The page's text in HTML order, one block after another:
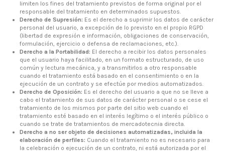
limiten los fines del tratamiento previstos de forma original por el
responsable del tratamiento en determinados supuestos.
Derecho de Supresión: Es el derecho a suprimir los datos de carácter
personal del usuario, a excepción de lo previsto en el propio RGPD
(libertad de expresión e información, obligaciones de conservación,
formulación, ejercicio o defensa de reclamaciones, etc.).
Derecho a la Portabilidad: El derecho a recibir los datos personales
que el usuario haya facilitado, en un formato estructurado, de uso
común y lectura mecánica, y a transmitirlos a otro responsable
cuando el tratamiento está basado en el consentimiento o en la
ejecución de un contrato y se efectúe por medios automatizados.
Derecho de Oposición: Es el derecho del usuario a que no se lleve a
cabo el tratamiento de sus datos de carácter personal o se cese el
tratamiento de los mismos por parte del sitio web cuando el
tratamiento esté basado en el interés legítimo o el interés público o
cuando se trate de tratamientos de mercadotecnia directa.
Derecho a no ser objeto de decisiones automatizadas, incluida la
elaboración de perfiles: Cuando el tratamiento no es necesario para
la celebración o ejecución de un contrato, ni está autorizada por el